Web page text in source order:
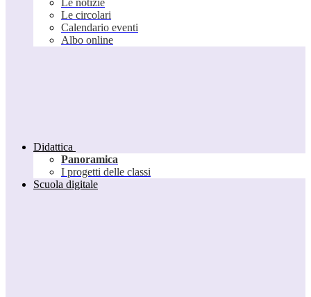
Le notizie
Le circolari
Calendario eventi
Albo online
Didattica
Panoramica
I progetti delle classi
Scuola digitale